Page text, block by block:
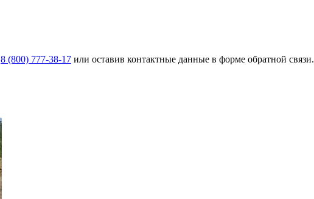
8 (800) 777-38-17 или оставив контактные данные в форме обратной связи.